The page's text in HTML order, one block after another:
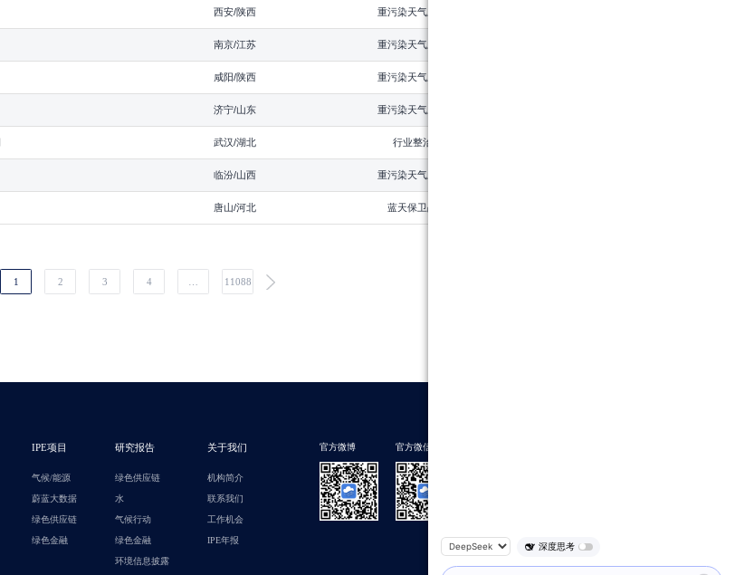
西安/陕西 重污染天气应急
南京/江苏 重污染天气应急
咸阳/陕西 重污染天气应急
济宁/山东 重污染天气应急
武汉/湖北 行业整治
临汾/山西 重污染天气应急
唐山/河北 蓝天保卫战
1 2 3 4 … 11088
IPE项目
气候/能源
蔚蓝大数据
绿色供应链
绿色金融
研究报告
绿色供应链
水
气候行动
绿色金融
环境信息披露
关于我们
机构简介
联系我们
工作机会
IPE年报
官方微博 官方微信
深度思考